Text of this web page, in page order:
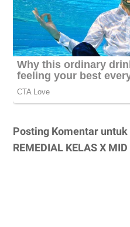
Posting Komentar untuk
REMEDIAL KELAS X